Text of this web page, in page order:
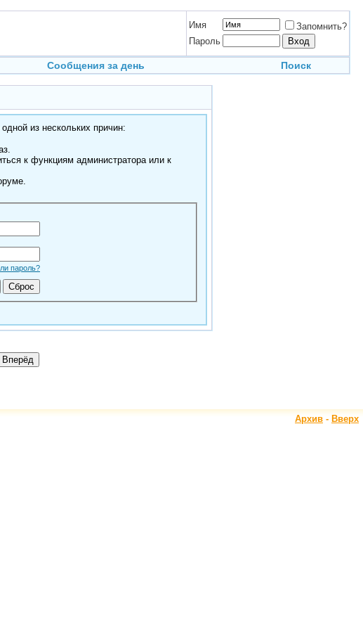
Имя
Запомнить?
Пароль
Сообщения за день Поиск
из нескольких причин:
к функциям администратора или к
пароль?
Архив - Вверх